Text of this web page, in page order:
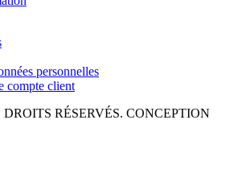
personnelles
compte client
RÉSERVÉS. CONCEPTION